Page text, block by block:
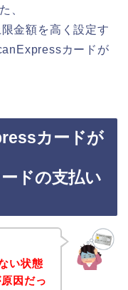
、
金額を高く設定す
カードが
カードが
ドの支払い
い状態
因だっ